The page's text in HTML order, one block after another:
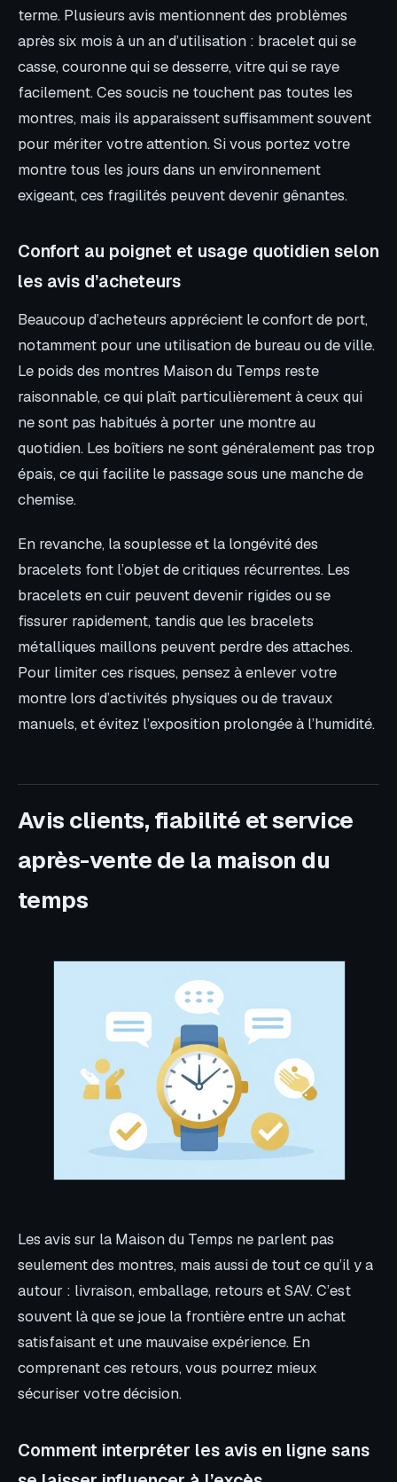
terme. Plusieurs avis mentionnent des problèmes
après six mois à un an d’utilisation : bracelet qui se
casse, couronne qui se desserre, vitre qui se raye
facilement. Ces soucis ne touchent pas toutes les
montres, mais ils apparaissent suffisamment souvent
pour mériter votre attention. Si vous portez votre
montre tous les jours dans un environnement
exigeant, ces fragilités peuvent devenir gênantes.
Confort au poignet et usage quotidien selon
les avis d’acheteurs
Beaucoup d’acheteurs apprécient le confort de port,
notamment pour une utilisation de bureau ou de ville.
Le poids des montres Maison du Temps reste
raisonnable, ce qui plaît particulièrement à ceux qui
ne sont pas habitués à porter une montre au
quotidien. Les boîtiers ne sont généralement pas trop
épais, ce qui facilite le passage sous une manche de
chemise.
En revanche, la souplesse et la longévité des
bracelets font l’objet de critiques récurrentes. Les
bracelets en cuir peuvent devenir rigides ou se
fissurer rapidement, tandis que les bracelets
métalliques maillons peuvent perdre des attaches.
Pour limiter ces risques, pensez à enlever votre
montre lors d’activités physiques ou de travaux
manuels, et évitez l’exposition prolongée à l’humidité.
Avis clients, fiabilité et service
après-vente de la maison du
temps
Les avis sur la Maison du Temps ne parlent pas
seulement des montres, mais aussi de tout ce qu’il y a
autour : livraison, emballage, retours et SAV. C’est
souvent là que se joue la frontière entre un achat
satisfaisant et une mauvaise expérience. En
comprenant ces retours, vous pourrez mieux
sécuriser votre décision.
Comment interpréter les avis en ligne sans